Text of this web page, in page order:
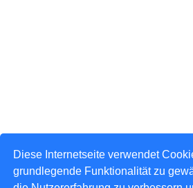
Diese Internetseite verwendet
grundlegende Funktionalität zu